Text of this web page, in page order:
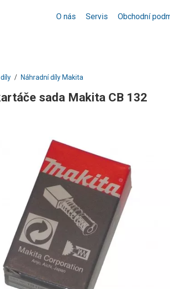
O nás Servis Obchodní
Náhradní díly Makita
sada Makita CB 132